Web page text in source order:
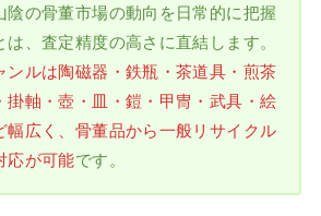
陰の骨董市場の動向を日常的に把握
は、査定精度の高さに直結します。
ンルは陶磁器・鉄瓶・茶道具・煎茶
掛軸・壺・皿・鎧・甲冑・武具・絵
幅広く、骨董品から一般リサイクル
応が可能です。